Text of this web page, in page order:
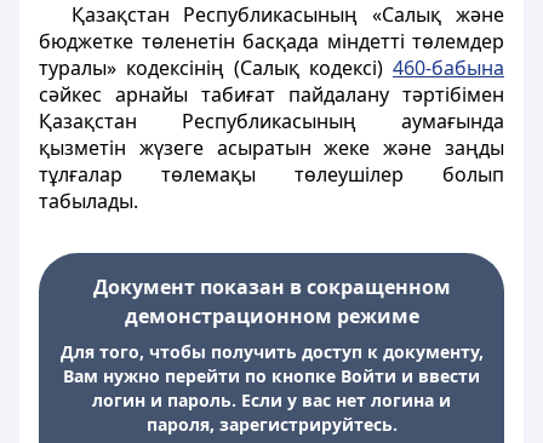
Қазақстан Республикасының «Салық және
бюджетке төленетін басқада міндетті төлемдер
туралы» кодексінің (Салық кодексі) 460-бабына
сәйкес арнайы табиғат пайдалану тәртібімен
Қазақстан Республикасының аумағында
қызметін жүзеге асыратын жеке және заңды
тұлғалар төлемақы төлеушілер болып
табылады.
Документ показан в сокращенном
демонстрационном режиме
Для того, чтобы получить доступ к документу,
Вам нужно перейти по кнопке Войти и ввести
логин и пароль. Если у вас нет логина и
пароля, зарегистрируйтесь.